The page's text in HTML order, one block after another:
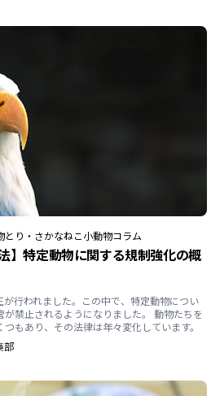
とり・さかなねこ小動物コラム
】特定動物に関する規制強化の概
行われました。この中で、特定動物につい
禁止されるようになりました。 動物たちを
もあり、その法律は年々変化しています。
部